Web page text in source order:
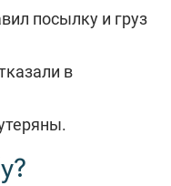
посылку и груз
в